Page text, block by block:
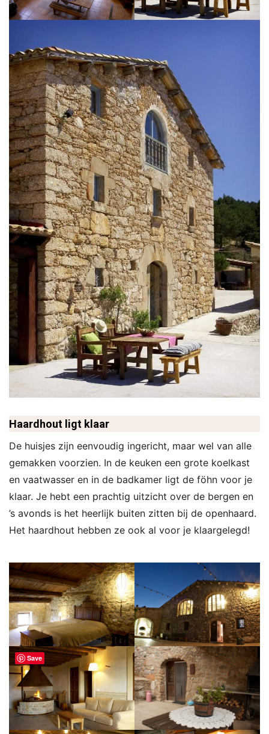
Haardhout ligt klaar
De huisjes zijn eenvoudig ingericht, maar wel van alle
gemakken voorzien. In de keuken een grote koelkast
en vaatwasser en in de badkamer ligt de föhn voor je
klaar. Je hebt een prachtig uitzicht over de bergen en
’s avonds is het heerlijk buiten zitten bij de openhaard.
Het haardhout hebben ze ook al voor je klaargelegd!
Save